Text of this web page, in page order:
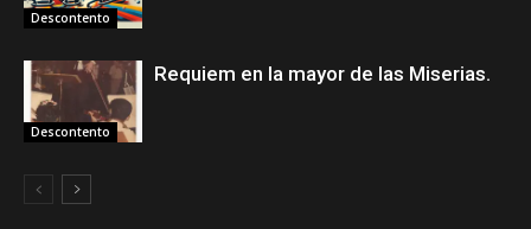
Descontento
Descontento
Requiem en la mayor de las Miserias.